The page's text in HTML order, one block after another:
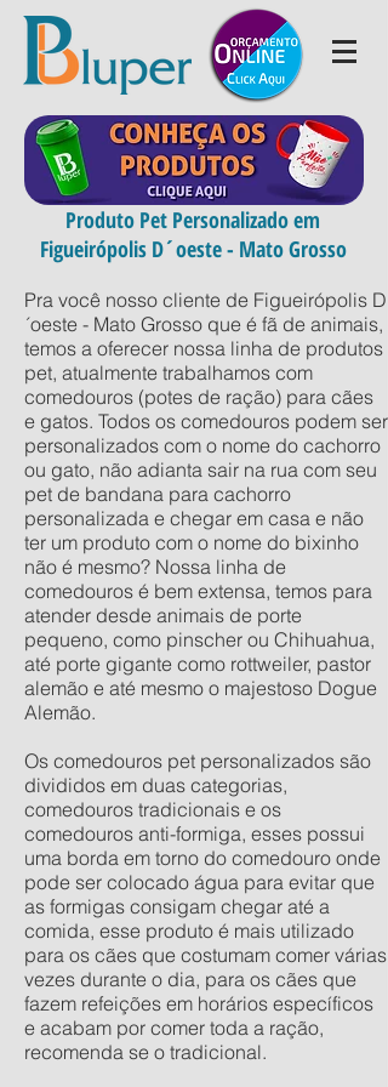
Produto Pet Personalizado em
Figueirópolis D´oeste - Mato Grosso
Pra você nosso cliente de Figueirópolis D
´oeste - Mato Grosso que é fã de animais,
temos a oferecer nossa linha de produtos
pet, atualmente trabalhamos com
comedouros (potes de ração) para cães
e gatos. Todos os comedouros podem ser
personalizados com o nome do cachorro
ou gato, não adianta sair na rua com seu
pet de bandana para cachorro
personalizada e chegar em casa e não
ter um produto com o nome do bixinho
não é mesmo? Nossa linha de
comedouros é bem extensa, temos para
atender desde animais de porte
pequeno, como pinscher ou Chihuahua,
até porte gigante como rottweiler, pastor
alemão e até mesmo o majestoso Dogue
Alemão.
Os comedouros pet personalizados são
divididos em duas categorias,
comedouros tradicionais e os
comedouros anti-formiga, esses possui
uma borda em torno do comedouro onde
pode ser colocado água para evitar que
as formigas consigam chegar até a
comida, esse produto é mais utilizado
para os cães que costumam comer várias
vezes durante o dia, para os cães que
fazem refeições em horários específicos
e acabam por comer toda a ração,
recomenda se o tradicional.